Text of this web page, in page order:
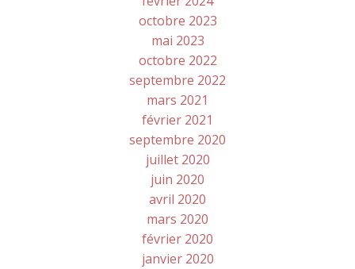
octobre 2023
mai 2023
octobre 2022
septembre 2022
mars 2021
février 2021
septembre 2020
juillet 2020
juin 2020
avril 2020
mars 2020
février 2020
janvier 2020